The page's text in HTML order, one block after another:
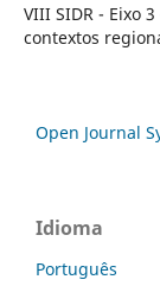
VIII SIDR - Eixo
contextos
Open Journal
Idioma
Português